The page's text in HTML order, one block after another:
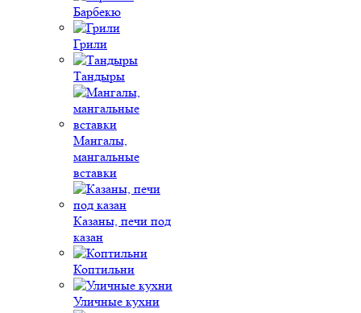
Барбекю
Грили
Тандыры
Мангалы,
мангальные
вставки
Казаны, печи под
казан
Коптильни
Уличные кухни